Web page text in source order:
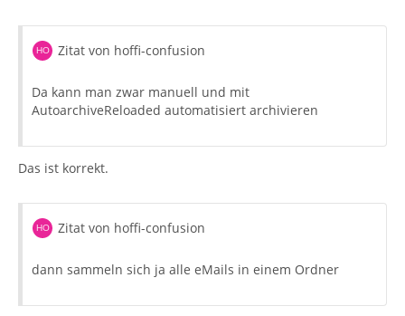
Zitat von hoffi-confusion
Da kann man zwar manuell und mit
AutoarchiveReloaded automatisiert archivieren
Das ist korrekt.
Zitat von hoffi-confusion
dann sammeln sich ja alle eMails in einem Ordner